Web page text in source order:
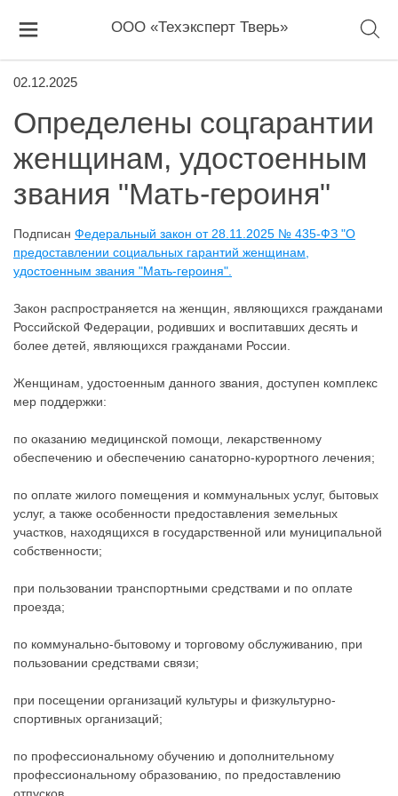
ООО «Техэксперт Тверь»
02.12.2025
Определены соцгарантии
женщинам, удостоенным
звания "Мать-героиня"
Подписан Федеральный закон от 28.11.2025 № 435-ФЗ "О
предоставлении социальных гарантий женщинам,
удостоенным звания "Мать-героиня".
Закон распространяется на женщин, являющихся гражданами
Российской Федерации, родивших и воспитавших десять и
более детей, являющихся гражданами России.
Женщинам, удостоенным данного звания, доступен комплекс
мер поддержки:
по оказанию медицинской помощи, лекарственному
обеспечению и обеспечению санаторно-курортного лечения;
по оплате жилого помещения и коммунальных услуг, бытовых
услуг, а также особенности предоставления земельных
участков, находящихся в государственной или муниципальной
собственности;
при пользовании транспортными средствами и по оплате
проезда;
по коммунально-бытовому и торговому обслуживанию, при
пользовании средствами связи;
при посещении организаций культуры и физкультурно-
спортивных организаций;
по профессиональному обучению и дополнительному
профессиональному образованию, по предоставлению